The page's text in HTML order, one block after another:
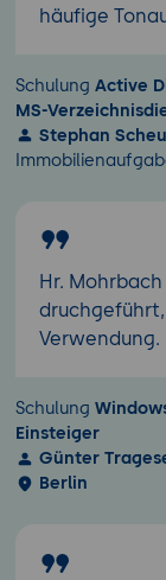
häufige
Schulung Active
MS-
Stephan
Hr.
Verwendung.
Schulung
Einsteiger
Günter
Berlin